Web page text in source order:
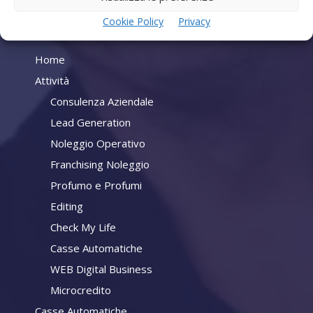
Cookie Policy Privacy
Company
Home
Attività
Consulenza Aziendale
Lead Generation
Noleggio Operativo
Franchising Noleggio
Profumo e Profumi
Editing
Check My Life
Casse Automatiche
WEB Digital Business
Microcredito